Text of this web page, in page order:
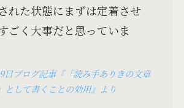
れた状態にまずは定着させ
ごく大事だと思っていま
日ブログ記事『「読み手ありきの文章
として書くことの効用』より